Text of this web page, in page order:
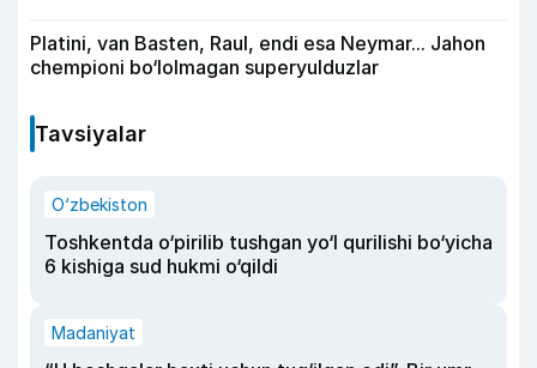
Platini, van Basten, Raul, endi esa Neymar... Jahon
chempioni bo‘lolmagan superyulduzlar
Tavsiyalar
O‘zbekiston
Toshkentda o‘pirilib tushgan yo‘l qurilishi bo‘yicha
6 kishiga sud hukmi o‘qildi
Madaniyat